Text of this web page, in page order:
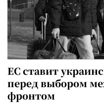
ЕС ставит
перед выбором
фронтом